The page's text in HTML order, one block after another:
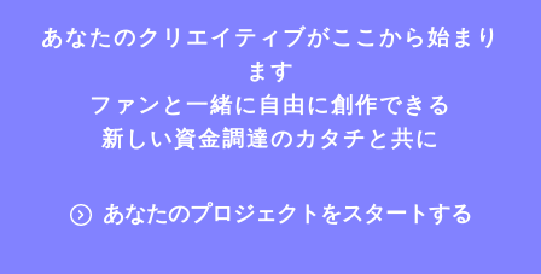
あなたのクリエイティブがここから始まり
ます
ファンと一緒に自由に創作できる
新しい資金調達のカタチと共に
あなたのプロジェクトをスタートする